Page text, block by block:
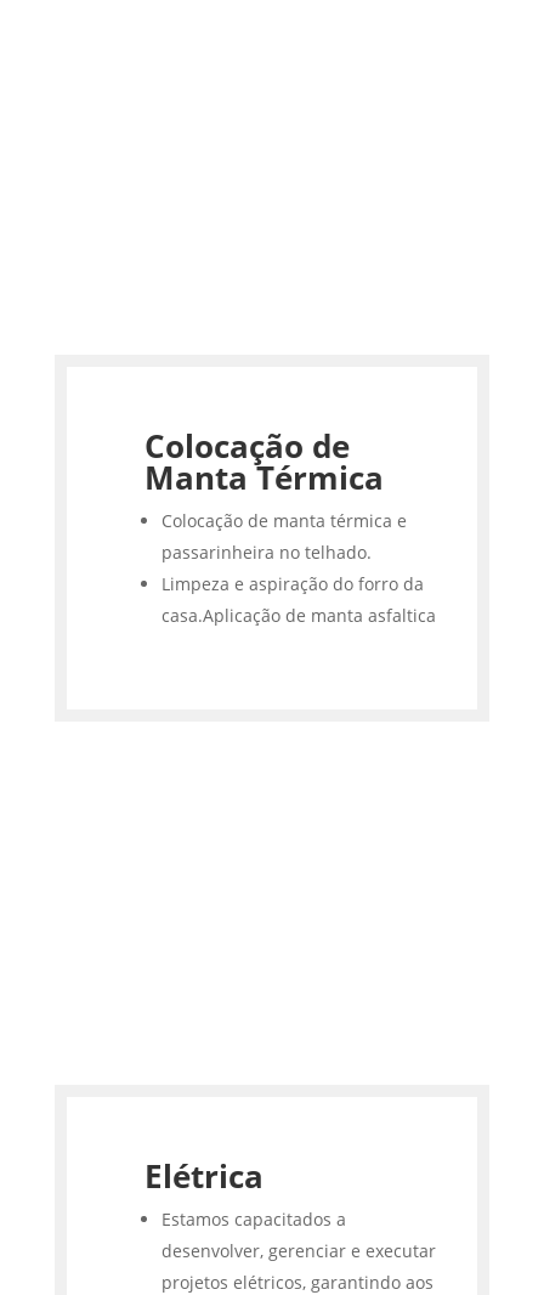
Colocação de
Manta Térmica
Colocação de manta térmica e
passarinheira no telhado.
Limpeza e aspiração do forro da
casa.Aplicação de manta asfaltica
Elétrica
Estamos capacitados a
desenvolver, gerenciar e executar
projetos elétricos, garantindo aos